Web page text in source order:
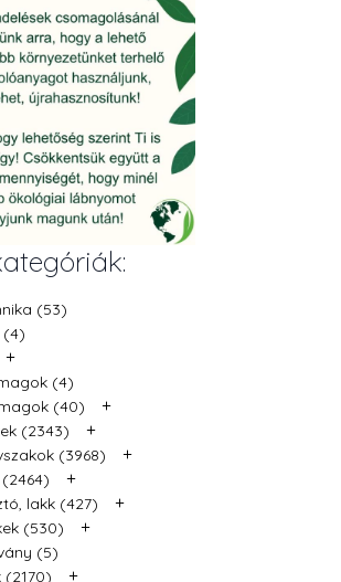
(53)
(4)
+
(4)
(40)
+
(2343) +
(3968) +
+
lakk (427) +
(530) +
(5)
(2170)
+